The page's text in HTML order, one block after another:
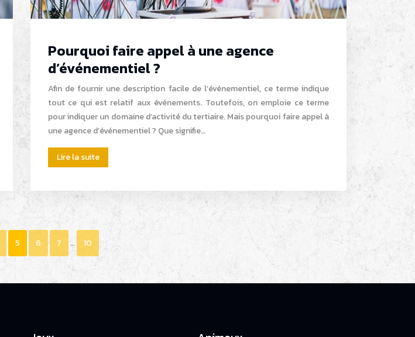
Pourquoi faire appel à une agence
d’événementiel ?
Afin de fournir une description facile de l’événementiel, ce terme indique
tout ce qui est relatif aux événements. Toutefois, on emploie ce terme
pour indiquer un domaine d’activité du tertiaire. Mais pourquoi faire appel à
une agence d’événementiel ? Que signifie…
Lire la suite
5 6 7 … 10